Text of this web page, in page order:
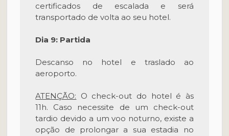
certificados de escalada e será
transportado de volta ao seu hotel.
Dia 9: Partida
Descanso no hotel e traslado ao
aeroporto.
ATENÇÃO: O check-out do hotel é às
11h. Caso necessite de um check-out
tardio devido a um voo noturno, existe a
opção de prolongar a sua estadia no